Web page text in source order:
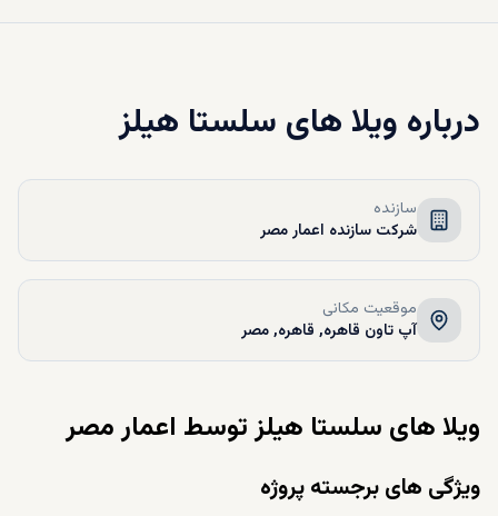
درباره ویلا های سلستا هیلز
سازنده
شرکت سازنده اعمار مصر
موقعیت مکانی
آپ تاون قاهره, قاهره, مصر
ویلا های سلستا هیلز توسط اعمار مصر
ویژگی های برجسته پروژه